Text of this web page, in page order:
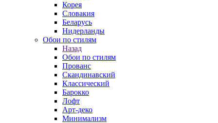
Корея
Словакия
Беларусь
Нидерланды
Обои по стилям
Назад
Обои по стилям
Прованс
Скандинавский
Классический
Барокко
Лофт
Арт-деко
Минимализм